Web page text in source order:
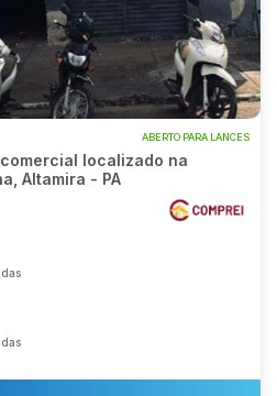
ABERTO PARA LANCES
comercial localizado na
Altamira - PA